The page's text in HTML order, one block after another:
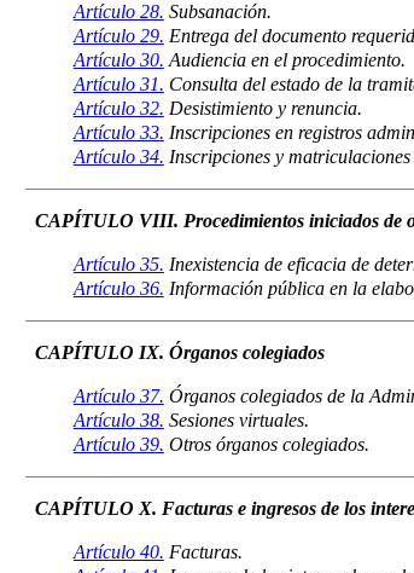
Artículo 28. Subsanación.
Artículo 29. Entrega del documento
Artículo 30. Audiencia en el procedimiento.
Artículo 31. Consulta del estado de la
Artículo 32. Desistimiento y renuncia.
Artículo 33. Inscripciones en registros
Artículo 34. Inscripciones y
CAPÍTULO VIII. Procedimientos iniciados de
Artículo 35. Inexistencia de eficacia de
Artículo 36. Información pública en la
CAPÍTULO IX. Órganos colegiados
Artículo 37. Órganos colegiados de la
Artículo 38. Sesiones virtuales.
Artículo 39. Otros órganos colegiados.
CAPÍTULO X. Facturas e ingresos de los
Artículo 40. Facturas.